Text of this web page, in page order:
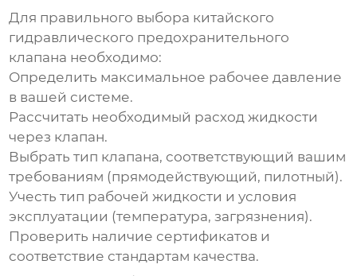
Для правильного выбора китайского
гидравлического предохранительного
клапана необходимо:
Определить максимальное рабочее давление
в вашей системе.
Рассчитать необходимый расход жидкости
через клапан.
Выбрать тип клапана, соответствующий вашим
требованиям (прямодействующий, пилотный).
Учесть тип рабочей жидкости и условия
эксплуатации (температура, загрязнения).
Проверить наличие сертификатов и
соответствие стандартам качества.